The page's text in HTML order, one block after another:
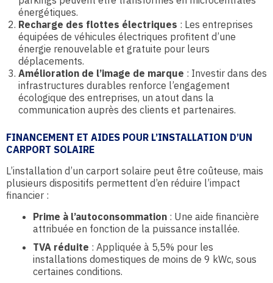
énergétiques.
Recharge des flottes électriques : Les entreprises
équipées de véhicules électriques profitent d’une
énergie renouvelable et gratuite pour leurs
déplacements.
Amélioration de l’image de marque : Investir dans des
infrastructures durables renforce l’engagement
écologique des entreprises, un atout dans la
communication auprès des clients et partenaires.
FINANCEMENT ET AIDES POUR L’INSTALLATION D’UN
CARPORT SOLAIRE
L’installation d’un carport solaire peut être coûteuse, mais
plusieurs dispositifs permettent d’en réduire l’impact
financier :
Prime à l’autoconsommation : Une aide financière
attribuée en fonction de la puissance installée.
TVA réduite : Appliquée à 5,5% pour les
installations domestiques de moins de 9 kWc, sous
certaines conditions.